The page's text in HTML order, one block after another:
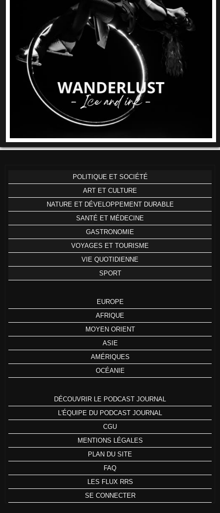
POLITIQUE ET SOCIÉTÉ
ART ET CULTURE
NATURE ET DÉVELOPPEMENT DURABLE
SANTÉ ET MÉDECINE
GASTRONOMIE
VOYAGES ET TOURISME
VIE QUOTIDIENNE
SPORT
EUROPE
AFRIQUE
MOYEN ORIENT
ASIE
AMÉRIQUES
OCÉANIE
DÉCOUVRIR LE PODCAST JOURNAL
L'ÉQUIPE DU PODCAST JOURNAL
CGU
MENTIONS LÉGALES
PLAN DU SITE
FAQ
LES FLUX RRS
SE CONNECTER